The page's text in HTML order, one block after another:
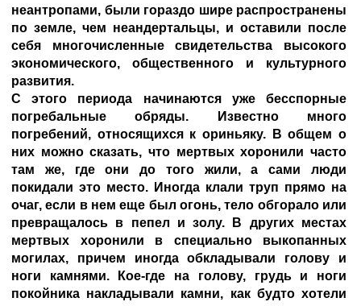
неантропами, были гораздо шире распространены
по земле, чем неандертальцы, и оставили после
себя многочисленные свидетельства высокого
экономического, общественного и культурного
развития.
С этого периода начинаются уже бесспорные
погребальные обряды. Известно много
погребений, относящихся к ориньяку. В общем о
них можно сказать, что мертвых хоронили часто
там же, где они до того жили, а сами люди
покидали это место. Иногда клали труп прямо на
очаг, если в нем еще был огонь, тело обгорало или
превращалось в пепел и золу. В других местах
мертвых хоронили в специально выкопанных
могилах, причем иногда обкладывали голову и
ноги камнями. Кое-где на голову, грудь и ноги
покойника накладывали камни, как будто хотели